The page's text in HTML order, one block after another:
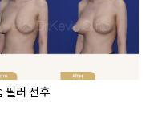
필러 전후